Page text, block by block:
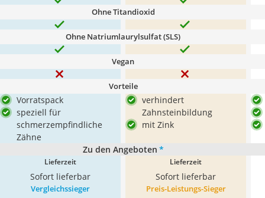
Ohne Titandioxid
Ohne Natriumlaurylsulfat (SLS)
Vegan
Vorteile
Vorratspack
speziell für
schmerzempfindliche
Zähne
verhindert
Zahnsteinbildung
mit Zink
Zu den Angeboten *
Lieferzeit
Sofort lieferbar
Lieferzeit
Sofort lieferbar
Vergleichssieger Preis-Leistungs-Sieger